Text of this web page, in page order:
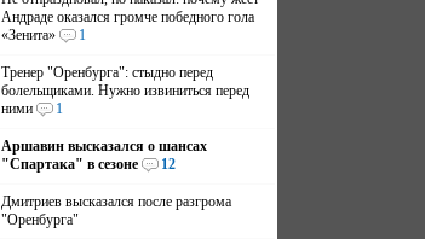
Андраде оказался громче победного гола
«Зенита»
1
Тренер "Оренбурга": стыдно перед
болельщиками. Нужно извиниться перед
ними
1
Аршавин высказался о шансах
"Спартака" в сезоне
12
Дмитриев высказался после разгрома
"Оренбурга"